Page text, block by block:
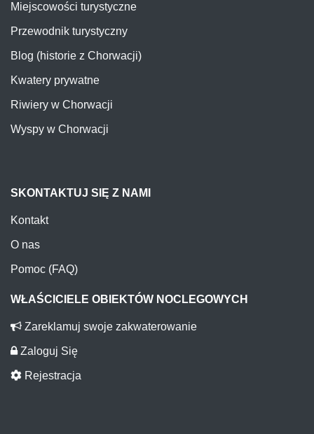
Miejscowości turystyczne
Przewodnik turystyczny
Blog (historie z Chorwacji)
Kwatery prywatne
Riwiery w Chorwacji
Wyspy w Chorwacji
SKONTAKTUJ SIĘ Z NAMI
Kontakt
O nas
Pomoc (FAQ)
WŁAŚCICIELE OBIEKTÓW NOCLEGOWYCH
Zareklamuj swoje zakwaterowanie
Zaloguj Się
Rejestracja